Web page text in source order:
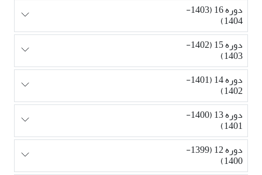
دوره 16 (1403-
1404)
دوره 15 (1402-
1403)
دوره 14 (1401-
1402)
دوره 13 (1400-
1401)
دوره 12 (1399-
1400)